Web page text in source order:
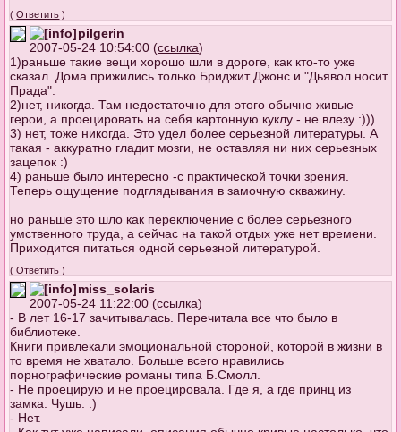
(Ответить )
pilgerin
2007-05-24 10:54:00 (ссылка)
1)раньше такие вещи хорошо шли в дороге, как кто-то уже
сказал. Дома прижились только Бриджит Джонс и "Дьявол носит
Прада".
2)нет, никогда. Там недостаточно для этого обычно живые
герои, а проецировать на себя картонную куклу - не влезу :)))
3) нет, тоже никогда. Это удел более серьезной литературы. А
такая - аккуратно гладит мозги, не оставляя ни них серьезных
зацепок :)
4) раньше было интересно -с практической точки зрения.
Теперь ощущение подглядывания в замочную скважину.
но раньше это шло как переключение с более серьезного
умственного труда, а сейчас на такой отдых уже нет времени.
Приходится питаться одной серьезной литературой.
(Ответить )
miss_solaris
2007-05-24 11:22:00 (ссылка)
- В лет 16-17 зачитывалась. Перечитала все что было в
библиотеке.
Книги привлекали эмоциональной стороной, которой в жизни в
то время не хватало. Больше всего нравились
порнографические романы типа Б.Смолл.
- Не проецирую и не проецировала. Где я, а где принц из
замка. Чушь. :)
- Нет.